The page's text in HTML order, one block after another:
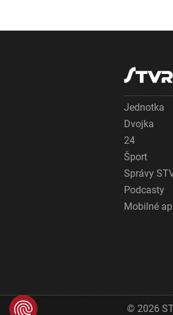
Jednotka
Dvojka
24
Šport
Správy
Podcasty
Mobilné
© 2026